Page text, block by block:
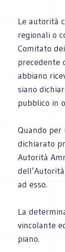
Le autorità
regionali o
Comitato
precedente
abbiano
siano
pubblico in
Quando per
dichiarato
Autorità
ad esso.
La
vincolante
piano.